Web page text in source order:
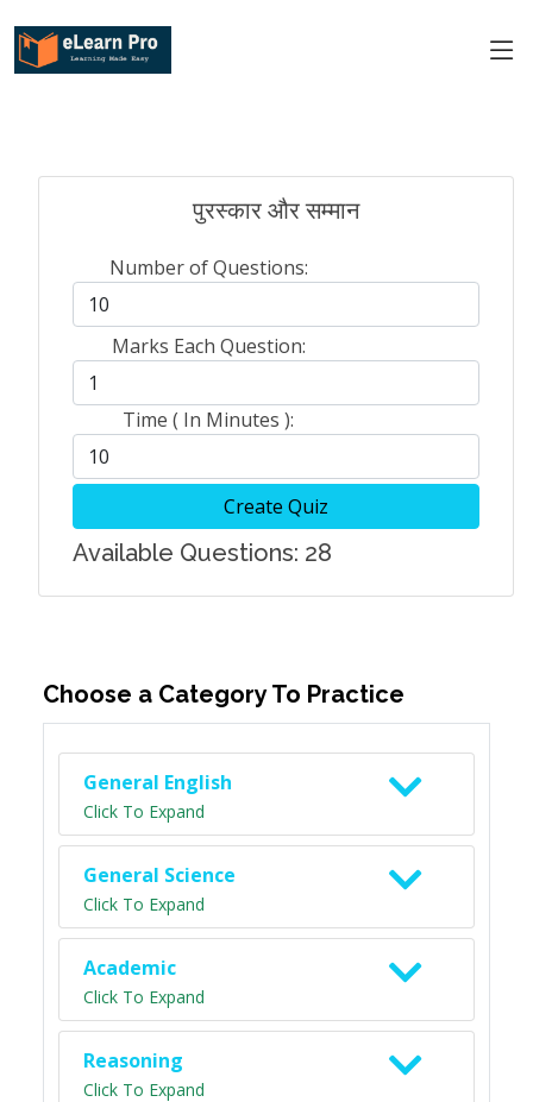
पुरस्कार और सम्मान
Number of Questions:
Marks Each Question:
Time ( In Minutes ):
Create Quiz
Available Questions: 28
Choose a Category To Practice
General English
Click To Expand
General Science
Click To Expand
Academic
Click To Expand
Reasoning
Click To Expand